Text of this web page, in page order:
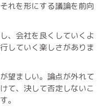
れを形にする議論を前向
、会社を良くしていくよ
していく楽しさがありま
望ましい。論点が外れて
て、決して否定しないこ
。